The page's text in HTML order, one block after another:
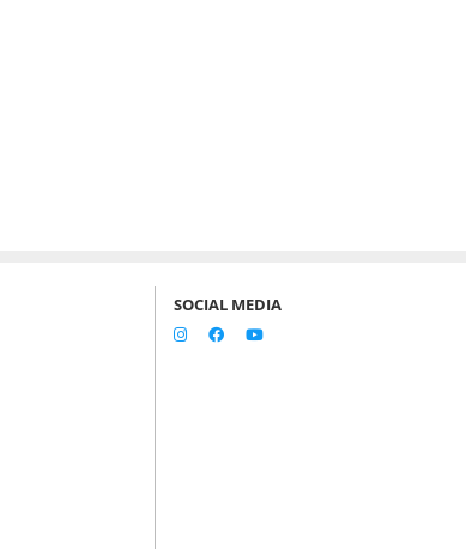
SOCIAL MEDIA